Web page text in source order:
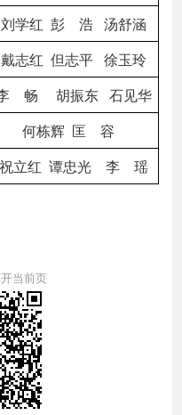
刘学红 彭 浩 汤舒涵
戴志红 但志平 徐玉玲
畅 胡振东 石见华
何栋辉 匡 容
祝立红 谭忠光 李 瑶
当前页